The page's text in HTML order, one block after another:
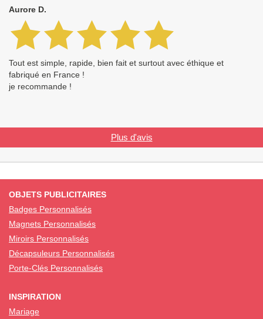
Aurore D.
Tout est simple, rapide, bien fait et surtout avec éthique et
fabriqué en France !
je recommande !
Plus d'avis
OBJETS PUBLICITAIRES
Badges Personnalisés
Magnets Personnalisés
Miroirs Personnalisés
Décapsuleurs Personnalisés
Porte-Clés Personnalisés
INSPIRATION
Mariage